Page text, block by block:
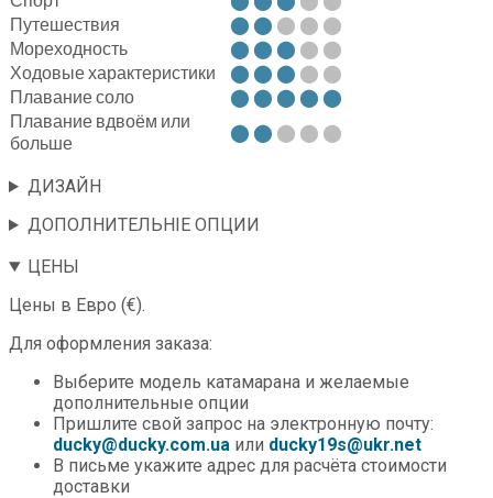
Путешествия
⬤ ⬤ ⬤ ⬤ ⬤
Мореходность
⬤ ⬤ ⬤ ⬤ ⬤
Ходовые характеристики
⬤ ⬤ ⬤ ⬤ ⬤
Плавание соло
⬤ ⬤ ⬤ ⬤ ⬤
Плавание вдвоём или
больше
⬤ ⬤ ⬤ ⬤ ⬤
ДИЗАЙН
ДОПОЛНИТЕЛЬНІЕ ОПЦИИ
ЦЕНЫ
Цены в Евро (€).
Для оформления заказа:
Выберите модель катамарана и желаемые
дополнительные опции
Пришлите свой запрос на электронную почту:
ducky@ducky.com.ua или ducky19s@ukr.net
В письме укажите адрес для расчёта стоимости
доставки